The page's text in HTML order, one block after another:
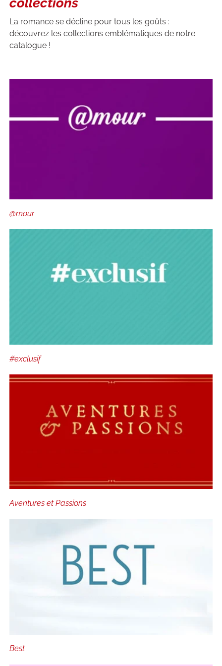
La romance se décline pour tous les goûts :
découvrez les collections emblématiques de notre
catalogue !
@mour
#exclusif
Aventures et Passions
Best